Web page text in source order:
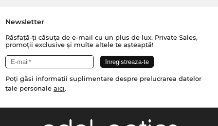
Newsletter
Răsfață-ți căsuța de e-mail cu un plus de lux. Private Sales,
promoții exclusive și multe altele te așteaptă!
Poți găsi informații suplimentare despre prelucrarea datelor
tale personale aici.